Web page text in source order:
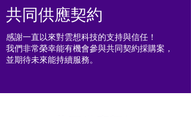
共同供應契約
感謝一直以來對雲想科技的支持與信任！
我們非常榮幸能有機會參與共同契約採購案，
並期待未來能持續服務。